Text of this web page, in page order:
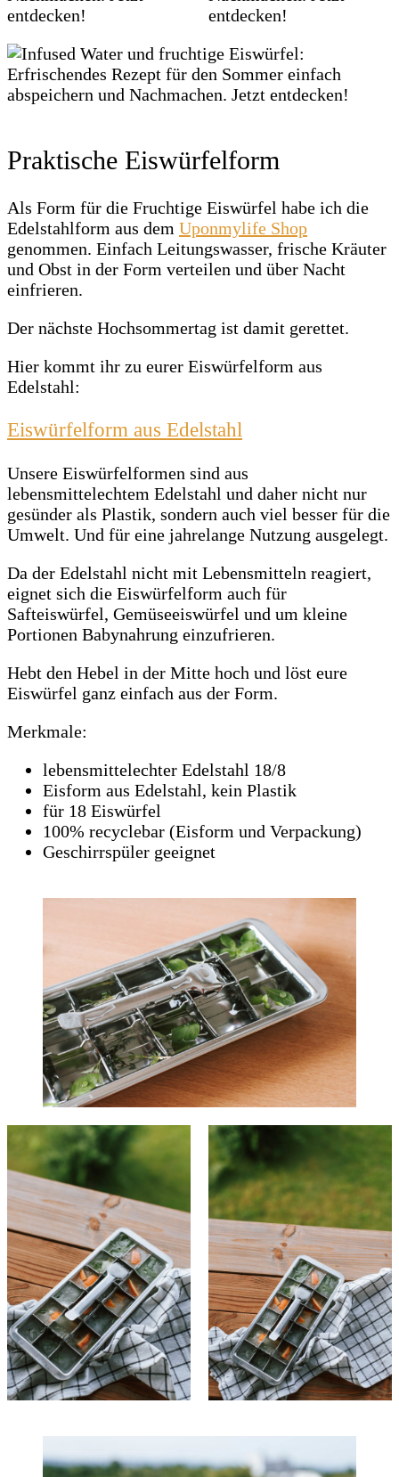
Praktische Eiswürfelform
Als Form für die Fruchtige Eiswürfel habe ich die
Edelstahlform aus dem Uponmylife Shop
genommen. Einfach Leitungswasser, frische Kräuter
und Obst in der Form verteilen und über Nacht
einfrieren.
Der nächste Hochsommertag ist damit gerettet.
Hier kommt ihr zu eurer Eiswürfelform aus
Edelstahl:
Eiswürfelform aus Edelstahl
Unsere Eiswürfelformen sind aus
lebensmittelechtem Edelstahl und daher nicht nur
gesünder als Plastik, sondern auch viel besser für die
Umwelt. Und für eine jahrelange Nutzung ausgelegt.
Da der Edelstahl nicht mit Lebensmitteln reagiert,
eignet sich die Eiswürfelform auch für
Safteiswürfel, Gemüseeiswürfel und um kleine
Portionen Babynahrung einzufrieren.
Hebt den Hebel in der Mitte hoch und löst eure
Eiswürfel ganz einfach aus der Form.
Merkmale:
lebensmittelechter Edelstahl 18/8
Eisform aus Edelstahl, kein Plastik
für 18 Eiswürfel
100% recyclebar (Eisform und Verpackung)
Geschirrspüler geeignet